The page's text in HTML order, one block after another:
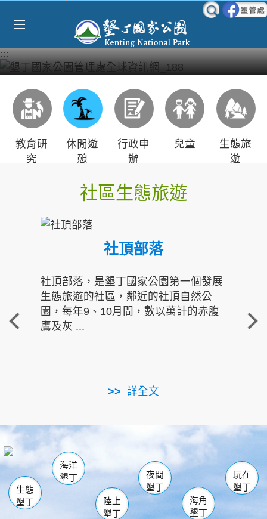
:::
教育研
究
休閒遊
憩
行政申
辦
兒童
生態旅
遊
社區生態旅遊
社頂部落
社頂部落，是墾丁國家公園第一個發展
生態旅遊的社區，鄰近的社頂自然公
園，每年9、10月間，數以萬計的赤腹
鷹及灰 ...
詳全文
重
走進
南仁湖
海生館
恆春 佳樂水
龍鑾潭自然中心 森林遊樂區
瓊麻館
關山 墾管處遊客中心
社頂公園 風吹沙
船帆石
白砂 龍磐公園
香蕉灣
砂島
鵝鑾鼻
生態
墾丁
海洋
墾丁
陸上
墾丁
夜間
墾丁
海角
墾丁
玩在
墾丁